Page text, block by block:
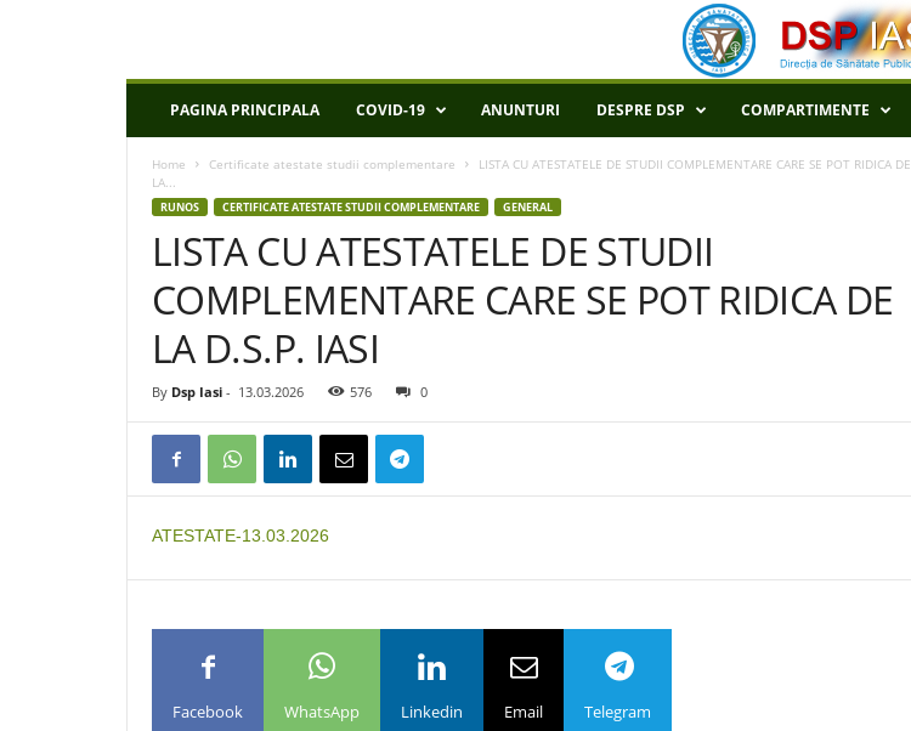
P
PAGINA PRINCIPALA COVID-19 ANUNTURI DESPRE DSP COMPARTIMENTE
Home Certificate atestate studii complementare
LISTA CU ATESTATELE DE STUDII COMPLEMENTARE CARE SE POT RIDICA DE
LA...
RUNOS CERTIFICATE ATESTATE STUDII COMPLEMENTARE GENERAL
LISTA CU ATESTATELE DE STUDII
COMPLEMENTARE CARE SE POT RIDICA DE
LA D.S.P. IASI
By Dsp Iasi - 13.03.2026 576 0
ATESTATE-13.03.2026
Facebook WhatsApp Linkedin Email Telegram